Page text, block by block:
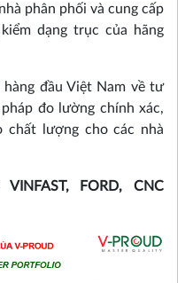
phân phối và cung cấp
dạng trục của hãng
đầu Việt Nam về tư
đo lường chính xác,
chất lượng cho các nhà
VINFAST, FORD, CNC